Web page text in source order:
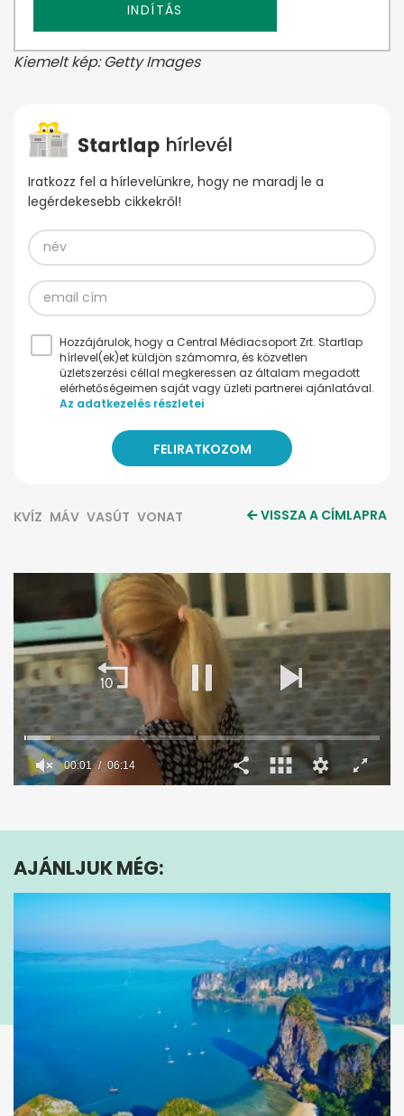
INDÍTÁS
Kiemelt kép: Getty Images
Iratkozz fel a hírlevelünkre, hogy ne maradj le a
legérdekesebb cikkekről!
Hozzájárulok, hogy a Central Médiacsoport Zrt. Startlap
hírlevel(ek)et küldjön számomra, és közvetlen
üzletszerzési céllal megkeressen az általam megadott
elérhetőségeimen saját vagy üzleti partnerei ajánlatával.
Az adatkezelés részletei
KVÍZ MÁV VASÚT VONAT VISSZA A CÍMLAPRA
6
14
seconds
00:02 06:14
AJÁNLJUK MÉG: